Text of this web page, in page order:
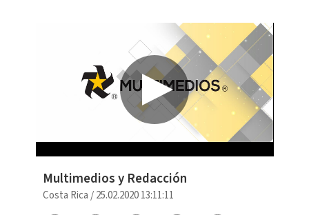
Multimedios y Redacción
Costa Rica /25.02.2020 13:11:11